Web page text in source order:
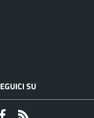
SU
Faceboook